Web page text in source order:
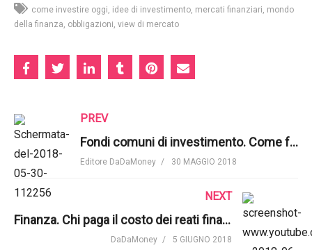
come investire oggi idee di investimento mercati finanziari mondo
della finanza obbligazioni view di mercato
PREV
Fondi comuni di investimento. Come funzionano? | Marginal Revolution University
Editore DaDaMoney 30 MAGGIO 2018
NEXT
Finanza. Chi paga il costo dei reati finanziari? | Thomson Reuters
DaDaMoney 5 GIUGNO 2018